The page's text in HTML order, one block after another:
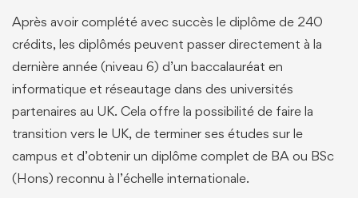
Après avoir complété avec succès le diplôme de 240
crédits, les diplômés peuvent passer directement à la
dernière année (niveau 6) d’un baccalauréat en
informatique et réseautage dans des universités
partenaires au UK. Cela offre la possibilité de faire la
transition vers le UK, de terminer ses études sur le
campus et d’obtenir un diplôme complet de BA ou BSc
(Hons) reconnu à l’échelle internationale.